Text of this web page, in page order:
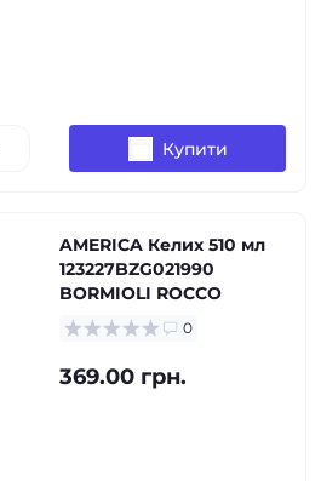
Купити
AMERICA Келих 510 мл
123227BZG021990
BORMIOLI ROCCO
0
369.00 грн.